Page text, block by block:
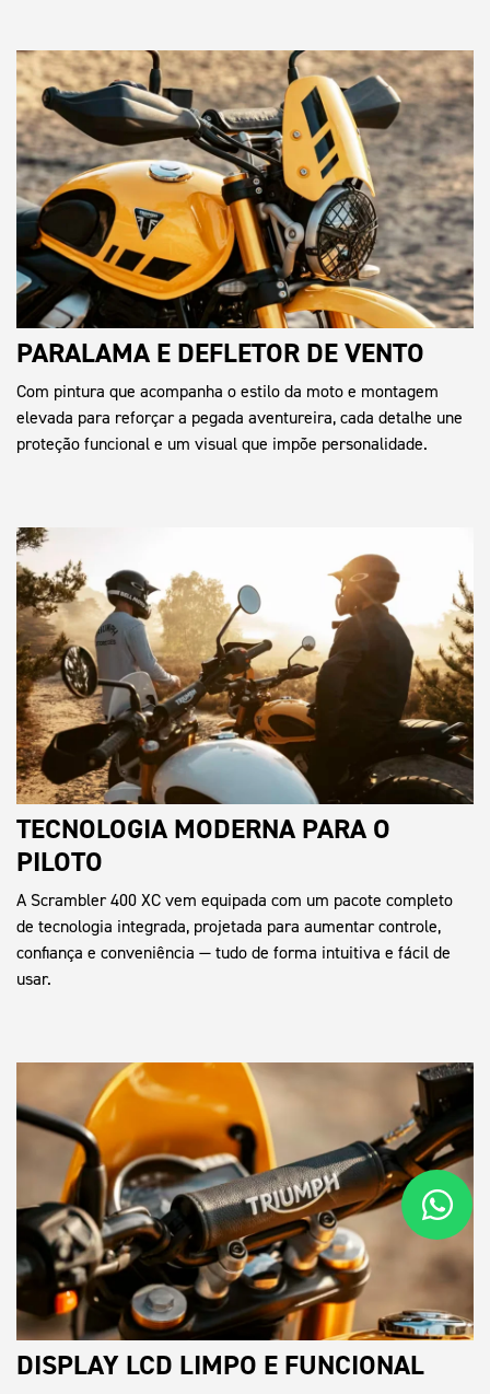
PARALAMA E DEFLETOR DE VENTO
Com pintura que acompanha o estilo da moto e montagem
elevada para reforçar a pegada aventureira, cada detalhe une
proteção funcional e um visual que impõe personalidade.
TECNOLOGIA MODERNA PARA O
PILOTO
A Scrambler 400 XC vem equipada com um pacote completo
de tecnologia integrada, projetada para aumentar controle,
confiança e conveniência — tudo de forma intuitiva e fácil de
usar.
DISPLAY LCD LIMPO E FUNCIONAL